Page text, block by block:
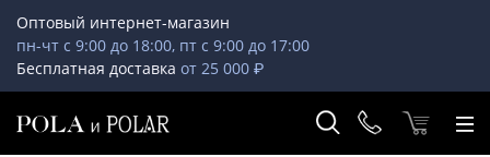
Оптовый интернет-магазин
пн-чт с 9:00 до 18:00, пт с 9:00 до 17:00
Бесплатная доставка от 25 000 ₽